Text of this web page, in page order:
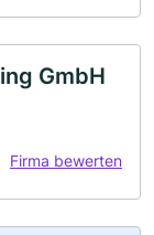
GmbH
Firma bewerten